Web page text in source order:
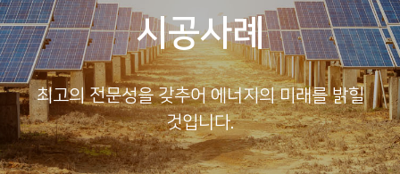
시공사례
최고의 전문성을 갖추어 에너지의 미래를 밝힐
것입니다.